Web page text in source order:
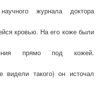
журнала доктора
кровью. На его коже были
прямо под кожей.
видели такого) он источал